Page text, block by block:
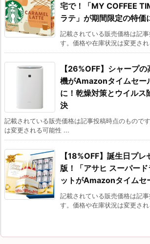
宅で！「MY COFFEE
ラテ」が期間限定の特価
記載されている販売価格は記
す。価格や在庫状況は変更さ
【26%OFF】シャープ
機がAmazonタイムセー
に！乾燥対策とウイルス
決
記載されている販売価格は記事投稿時点のもので
は変更される可能性 ...
【18%OFF】誕生日プ
版！「アサヒ スーパー
ットがAmazonタイムセ
記載されている販売価格は記
す。価格や在庫状況は変更さ